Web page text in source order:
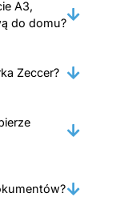
A3,
do domu?
Zeccer?